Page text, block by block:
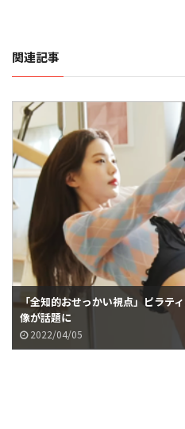
関連記事
「全知的おせっかい視点」ピラテ
像が話題に
2022/04/05